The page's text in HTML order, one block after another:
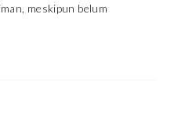
meskipun belum